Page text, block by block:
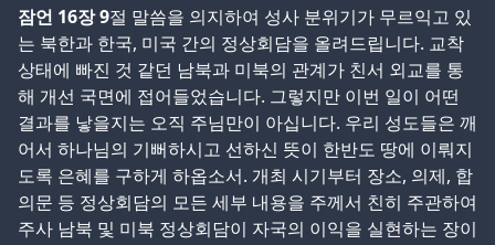
잠언 16장 9절 말씀을 의지하여 성사 분위기가 무르익고 있
는 북한과 한국, 미국 간의 정상회담을 올려드립니다. 교착
상태에 빠진 것 같던 남북과 미북의 관계가 친서 외교를 통
해 개선 국면에 접어들었습니다. 그렇지만 이번 일이 어떤
결과를 낳을지는 오직 주님만이 아십니다. 우리 성도들은 깨
어서 하나님의 기뻐하시고 선하신 뜻이 한반도 땅에 이뤄지
도록 은혜를 구하게 하옵소서. 개최 시기부터 장소, 의제, 합
의문 등 정상회담의 모든 세부 내용을 주께서 친히 주관하여
주사 남북 및 미북 정상회담이 자국의 이익을 실현하는 장이